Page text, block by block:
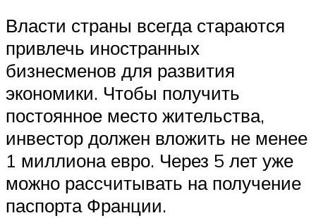
Власти страны всегда стараются
привлечь иностранных
бизнесменов для развития
экономики. Чтобы получить
постоянное место жительства,
инвестор должен вложить не менее
1 миллиона евро. Через 5 лет уже
можно рассчитывать на получение
паспорта Франции.